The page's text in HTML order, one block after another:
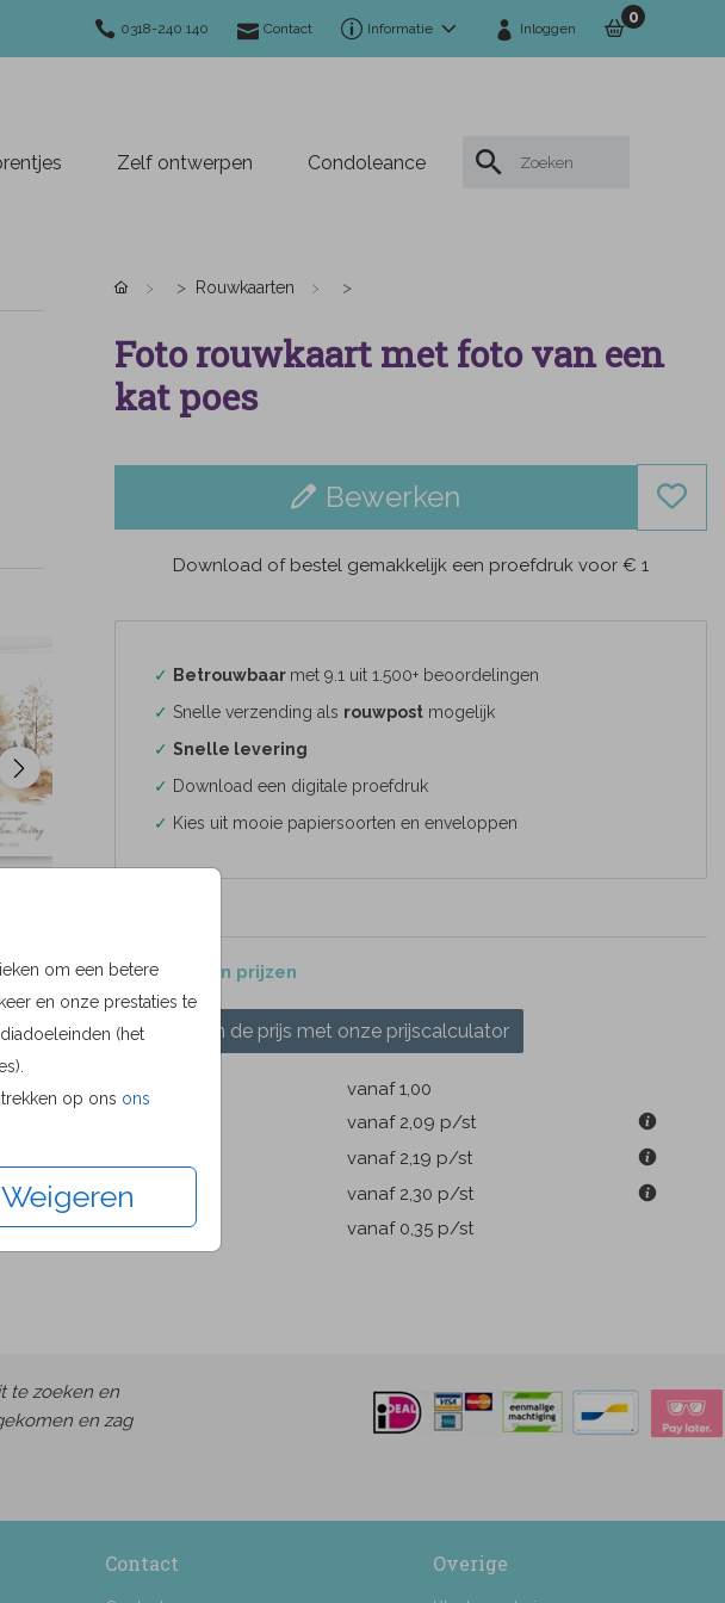
0318-240 140 Contact Informatie Inloggen
0
Zelf ontwerpen Condoleance
om een betere
en onze prestaties te
(het
op ons ons
Weigeren
Rouwkaarten
Foto rouwkaart met foto van een
kat poes
Bewerken
Download of bestel gemakkelijk een proefdruk voor € 1
✓ Betrouwbaar met 9.1 uit 1.500+ beoordelingen
✓ Snelle verzending als rouwpostmogelijk
✓ Snelle levering
✓ Download een digitale proefdruk
✓ Kies uit mooie papiersoorten en enveloppen
Formaten en prijzen
Bereken de prijs met onze prijscalculator
vanaf 1,00
vanaf 2,09 p/st
vanaf 2,19 p/st
15 × 15 cm
vanaf 2,30 p/st
Enveloppen
vanaf 0,35 p/st
te zoeken en
en zag
Contact Overige